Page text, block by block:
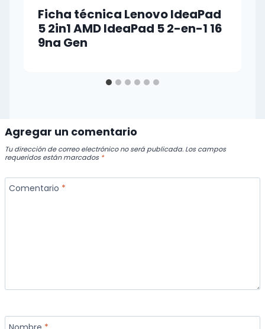
Ficha técnica Lenovo IdeaPad
5 2in1 AMD IdeaPad 5 2-en-1 16
9na Gen
Agregar un comentario
Tu dirección de correo electrónico no será publicada. Los campos
requeridos están marcados *
Comentario *